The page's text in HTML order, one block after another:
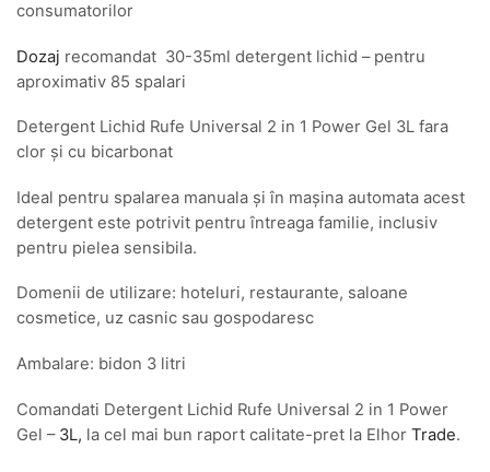
consumatorilor
Dozaj recomandat 30-35ml detergent lichid – pentru
aproximativ 85 spalari
Detergent Lichid Rufe Universal 2 in 1 Power Gel 3L fara
clor și cu bicarbonat
Ideal pentru spalarea manuala și în mașina automata acest
detergent este potrivit pentru întreaga familie, inclusiv
pentru pielea sensibila.
Domenii de utilizare: hoteluri, restaurante, saloane
cosmetice, uz casnic sau gospodaresc
Ambalare: bidon 3 litri
Comandati Detergent Lichid Rufe Universal 2 in 1 Power
Gel – 3L, la cel mai bun raport calitate-pret la Elhor Trade.